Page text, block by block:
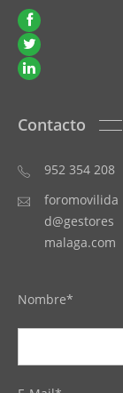
Contacto
952 354 208
foromovilida
d@gestores
malaga.com
Nombre*